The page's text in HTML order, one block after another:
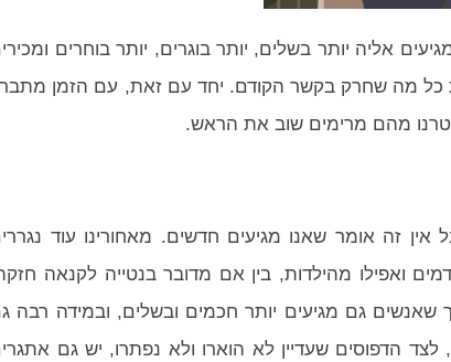
אליה יותר בשלים, יותר בוגרים, יותר בוחרים
כל מה שחרק בקשר הקודם. יחד עם זאת, עם הזמן
מהם מרימים שוב את הראש.
זה אומר שאנו מגיעים חדשים. מאחורינו עוד
ואפילו מהילדות, בין אם מדובר בנטייה לקנאה
שאנשים גם מגיעים יותר חכמים ובשלים, ובמידה רבה
הדפוסים שעדיין לא הוארו ולא נפתרו, יש גם